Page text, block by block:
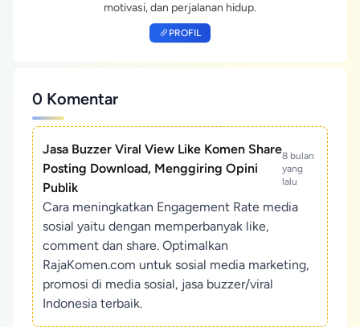
motivasi, dan perjalanan hidup.
PROFIL
0 Komentar
Jasa Buzzer Viral View Like Komen Share
Posting Download, Menggiring Opini
Publik
8 bulan
yang
lalu
Cara meningkatkan Engagement Rate media
sosial yaitu dengan memperbanyak like,
comment dan share. Optimalkan
RajaKomen.com untuk sosial media marketing,
promosi di media sosial, jasa buzzer/viral
Indonesia terbaik.